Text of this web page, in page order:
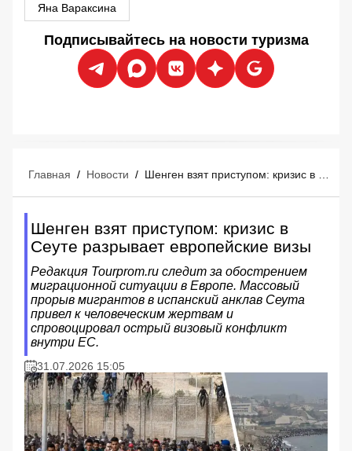
Яна Вараксина
Подписывайтесь на новости туризма
Главная / Новости /
Шенген взят приступом: кризис в
Сеуте разрывает европейские визы
Редакция Tourprom.ru следит за обострением
миграционной ситуации в Европе. Массовый
прорыв мигрантов в испанский анклав Сеута
привел к человеческим жертвам и
спровоцировал острый визовый конфликт
внутри ЕС.
31.07.2026 15:05